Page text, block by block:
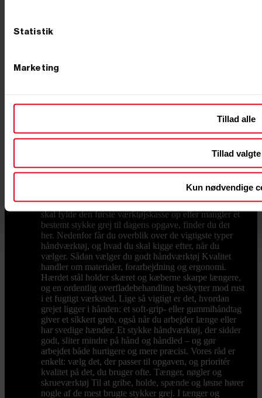
Statistik
Marketing
Tillad alle
Tillad valgte
Kun nødvendige
passer til dit budget. Lynhurtig levering og venlig
Hos os kan du altid regne med konkurrencedygtige
HåndværktøjHåndværktøj til hjem, værksted og
byggeplads Godt håndværktøj er det, der bliver
liggende fremme, fordi det bare virker. Håndværktøj er
hos Primus Danmark har vi leveret grej til både private
og erhverv siden 2002, og vi har samlet et bredt udvalg
af håndværktøj i en kvalitet, der kan holde til at blive
brugt – uden at prisen render fra dig. Uanset om du
skal fylde den første værktøjskasse op eller mangler ét
bestemt stykke grej til dagens opgave, finder du det
her. Nedenfor får du overblik over de vigtigste typer
håndværktøj, og hvad du skal kigge efter, når du
vælger. Sådan vælger du godt håndværktøj Kvalitet
handler om materialer, forarbejdning og ergonomi.
Hærdet stål holder skæret og kæberne skarpe længere,
og en ordentlig overfladebehandling beskytter mod rust
i et fugtigt værksted. Lige så vigtigt er det, hvordan
grejet ligger i hånden: et soft-grip- eller gummihåndtag
giver et sikkert greb, også når du arbejder længe eller
har svedige hænder. Et stykke håndværktøj, der sidder
godt, sliter mindre på hånd og håndled – og gør
arbejdet både hurtigere og mere præcist. Vores råd er
enkelt: vælg det, der passer til opgaven, og prioritér
kvalitet på det, du bruger ofte. Tænger, nøgler og
skrueværktøj Til at gribe, holde, spænde og løsne hører
nogle af de mest brugte stykker grej. I tænger og